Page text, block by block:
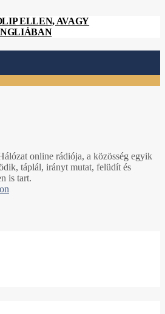
ELLEN, AVAGY
online rádiója, a közösség egyik
táplál, irányt mutat, felüdít és
is tart.